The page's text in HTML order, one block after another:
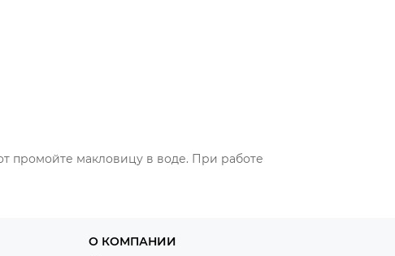
промойте макловицу в воде. При работе
О КОМПАНИИ